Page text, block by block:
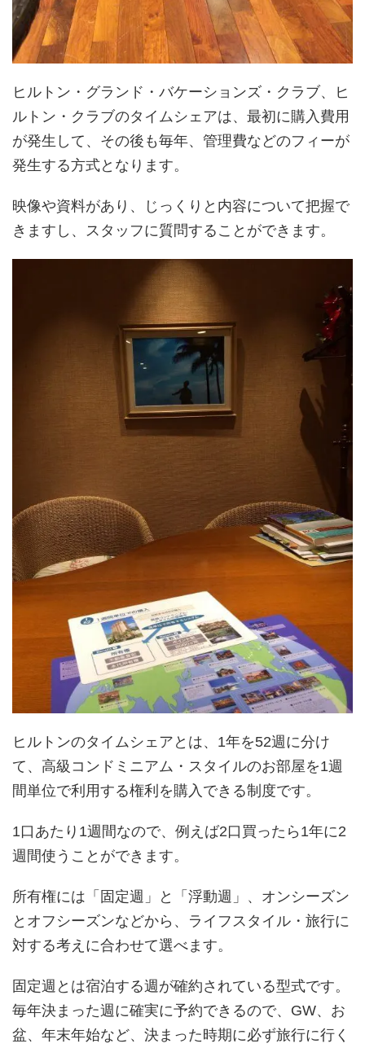
ヒルトン・グランド・バケーションズ・クラブ、ヒ
ルトン・クラブのタイムシェアは、最初に購入費用
が発生して、その後も毎年、管理費などのフィーが
発生する方式となります。
映像や資料があり、じっくりと内容について把握で
きますし、スタッフに質問することができます。
ヒルトンのタイムシェアとは、1年を52週に分け
て、高級コンドミニアム・スタイルのお部屋を1週
間単位で利用する権利を購入できる制度です。
1口あたり1週間なので、例えば2口買ったら1年に2
週間使うことができます。
所有権には「固定週」と「浮動週」、オンシーズン
とオフシーズンなどから、ライフスタイル・旅行に
対する考えに合わせて選べます。
固定週とは宿泊する週が確約されている型式です。
毎年決まった週に確実に予約できるので、GW、お
盆、年末年始など、決まった時期に必ず旅行に行く